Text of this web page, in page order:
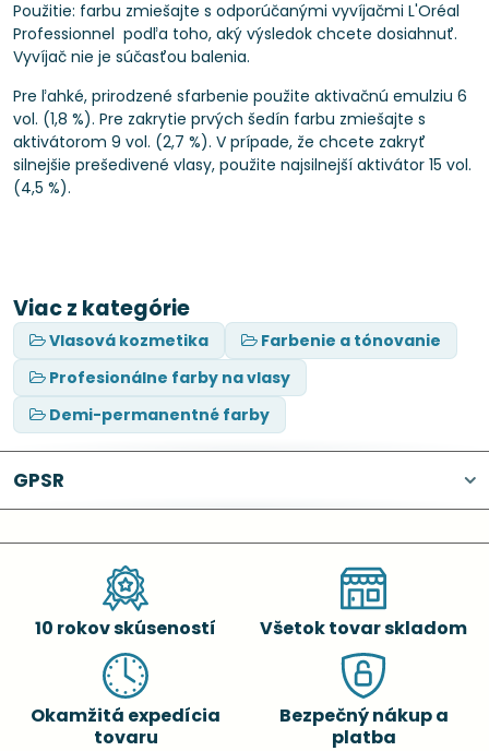
Použitie: farbu zmiešajte s odporúčanými vyvíjačmi L'Oréal
Professionnel podľa toho, aký výsledok chcete dosiahnuť.
Vyvíjač nie je súčasťou balenia.
Pre ľahké, prirodzené sfarbenie použite aktivačnú emulziu 6
vol. (1,8 %). Pre zakrytie prvých šedín farbu zmiešajte s
aktivátorom 9 vol. (2,7 %). V prípade, že chcete zakryť
silnejšie prešedivené vlasy, použite najsilnejší aktivátor 15 vol.
(4,5 %).
Viac z kategórie
Vlasová kozmetika
Farbenie a tónovanie
Profesionálne farby na vlasy
Demi-permanentné farby
GPSR
10 rokov skúseností Všetok tovar skladom
Okamžitá expedícia
tovaru
Bezpečný nákup a
platba